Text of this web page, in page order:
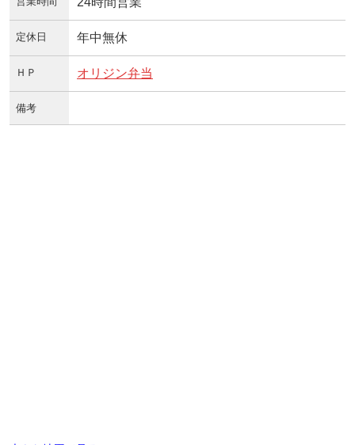
定休日 年中無休
ＨＰ オリジン弁当
備考